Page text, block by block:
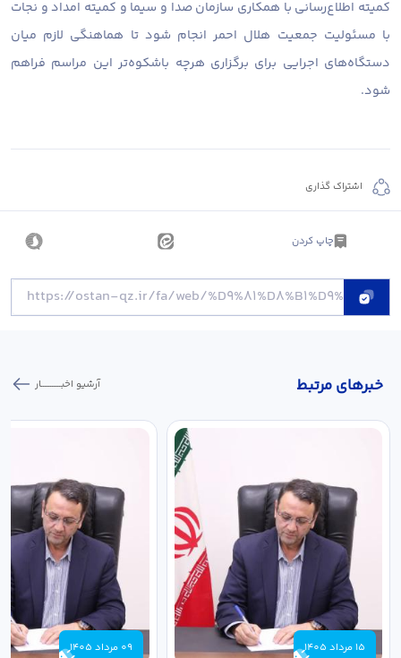
کمیته اطلاع‌رسانی با همکاری سازمان صدا و سیما و کمیته امداد و نجات
با مسئولیت جمعیت هلال احمر انجام شود تا هماهنگی لازم میان
دستگاه‌های اجرایی برای برگزاری هرچه باشکوه‌تر این مراسم فراهم
شود.
اشتراک گذاری
چاپ کردن
خبر‌های مرتبط آرشیو اخبـــــــــــار
15 مرداد 1405 09 مرداد 1405